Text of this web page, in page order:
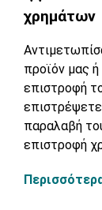
χρημάτων
προϊόν μας
επιστροφή
επιστρέψετε
παραλαβή
επιστροφή